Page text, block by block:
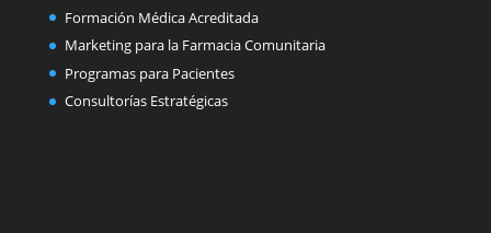
Formación Médica Acreditada
Marketing para la Farmacia Comunitaria
Programas para Pacientes
Consultorías Estratégicas